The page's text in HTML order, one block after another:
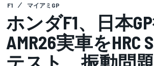
F1 マイアミGP
ホンダF1、日本
AMR26実車をHRC